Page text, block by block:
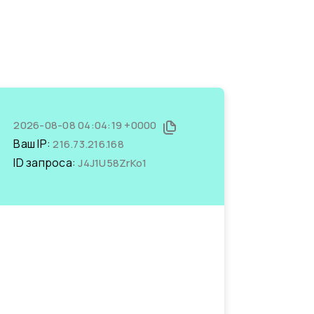
2026-08-08 04:04:19 +0000
Ваш IP:216.73.216.168
ID запроса:J4J1U58ZrKo1